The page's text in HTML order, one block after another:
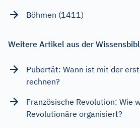
Böhmen (1411)
Weitere Artikel aus der
Pubertät: Wann ist mit der
rechnen?
Französische Revolution: Wie
Revolutionäre organisiert?